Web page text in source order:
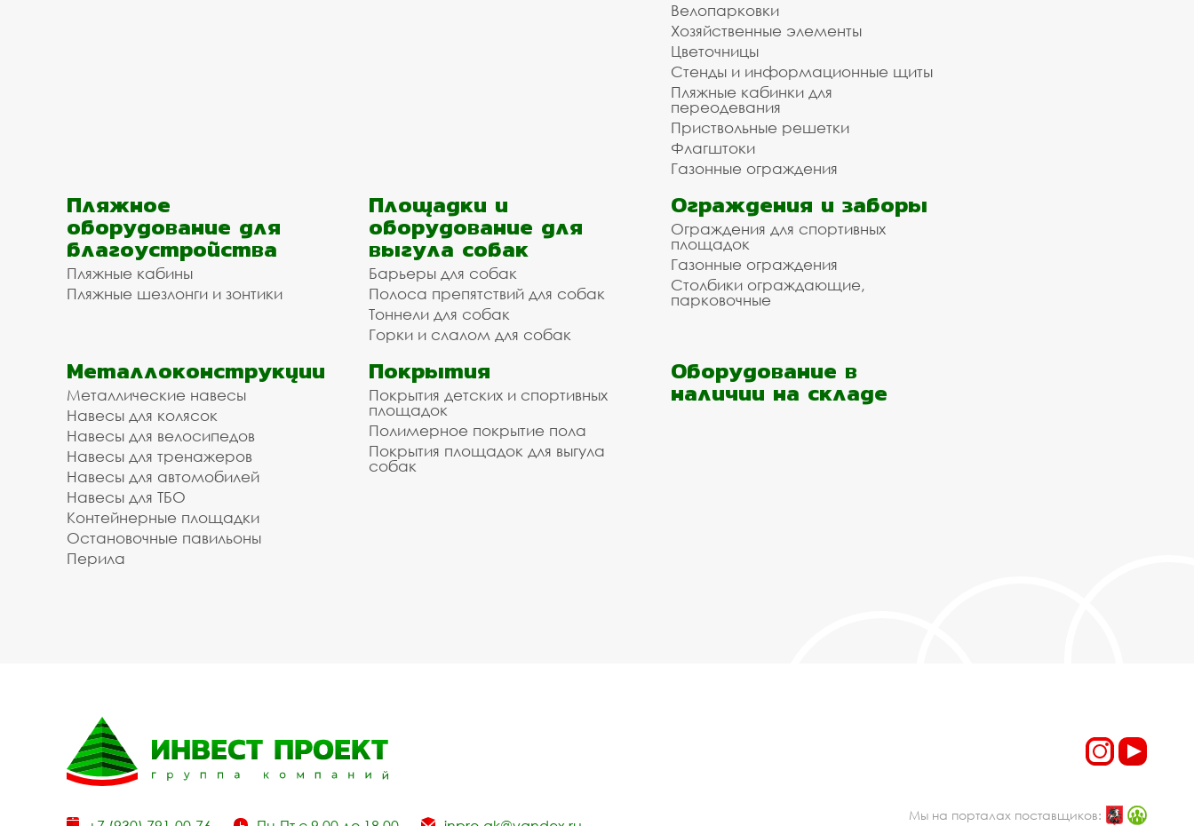
Велопарковки
Хозяйственные элементы
Цветочницы
Стенды и информационные щиты
Пляжные кабинки для
переодевания
Приствольные решетки
Флагштоки
Газонные ограждения
Пляжное
оборудование для
благоустройства
Пляжные кабины
Пляжные шезлонги и зонтики
Площадки и
оборудование для
выгула собак
Барьеры для собак
Полоса препятствий для собак
Тоннели для собак
Горки и слалом для собак
Ограждения и заборы
Ограждения для спортивных
площадок
Газонные ограждения
Столбики ограждающие,
парковочные
Металлоконструкции
Металлические навесы
Навесы для колясок
Навесы для велосипедов
Навесы для тренажеров
Навесы для автомобилей
Навесы для ТБО
Контейнерные площадки
Остановочные павильоны
Перила
Покрытия
Покрытия детских и спортивных
площадок
Полимерное покрытие пола
Покрытия площадок для выгула
собак
Оборудование в
наличии на складе
Мы на порталах поставщиков: